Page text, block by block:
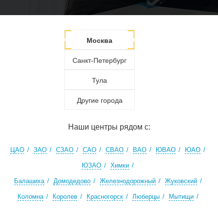
Москва
Санкт-Петербург
Тула
Другие города
Наши центры рядом с:
ЦАО ЗАО СЗАО САО СВАО ВАО ЮВАО ЮАО
ЮЗАО Химки
Балашиха Домодедово Железнодорожный Жуковский
Коломна Королев Красногорск Люберцы Мытищи